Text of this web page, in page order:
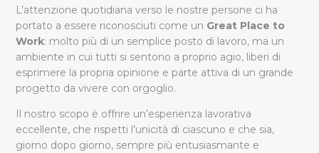
L’attenzione quotidiana verso le nostre persone ci ha
portato a essere riconosciuti come un Great Place to
Work: molto più di un semplice posto di lavoro, ma un
ambiente in cui tutti si sentono a proprio agio, liberi di
esprimere la propria opinione e parte attiva di un grande
progetto da vivere con orgoglio.
Il nostro scopo è offrire un’esperienza lavorativa
eccellente, che rispetti l’unicità di ciascuno e che sia,
giorno dopo giorno, sempre più entusiasmante e